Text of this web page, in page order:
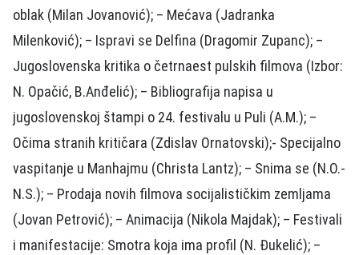
oblak (Milan Jovanović); – Mećava (Jadranka
Milenković); – Ispravi se Delfina (Dragomir Zupanc); –
Jugoslovenska kritika o četrnaest pulskih filmova (Izbor:
N. Opačić, B.Anđelić); – Bibliografija napisa u
jugoslovenskoj štampi o 24. festivalu u Puli (A.M.); –
Očima stranih kritičara (Zdislav Ornatovski);- Specijalno
vaspitanje u Manhajmu (Christa Lantz); – Snima se (N.O.-
N.S.); – Prodaja novih filmova socijalističkim zemljama
(Jovan Petrović); – Animacija (Nikola Majdak); – Festivali
i manifestacije: Smotra koja ima profil (N. Đukelić); –